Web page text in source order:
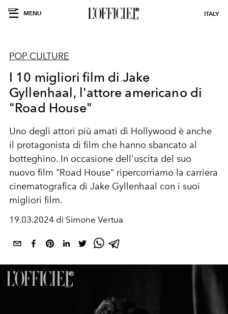
MENU ITALY
POP CULTURE
I 10 migliori film di Jake
Gyllenhaal, l'attore americano di
"Road House"
Uno degli attori più amati di Hollywood è anche
il protagonista di film che hanno sbancato al
botteghino. In occasione dell'uscita del suo
nuovo film "Road House" ripercorriamo la carriera
cinematografica di Jake Gyllenhaal con i suoi
migliori film.
19.03.2024 di Simone Vertua